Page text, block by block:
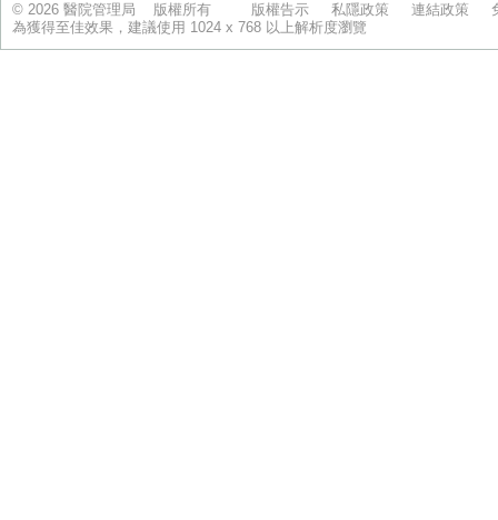
© 2026 醫院管理局 版權所有 版權告示 私隱政策 連結政策
為獲得至佳效果，建議使用 1024 x 768 以上解析度瀏覽